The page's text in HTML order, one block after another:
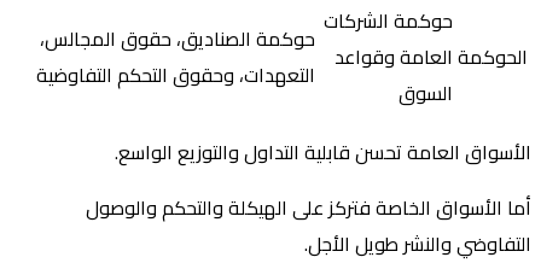
الحوكمة
حوكمة الشركات
العامة وقواعد
السوق
حوكمة الصناديق، حقوق المجالس،
التعهدات، وحقوق التحكم التفاوضية
الأسواق العامة تحسن قابلية التداول والتوزيع الواسع.
أما الأسواق الخاصة فتركز على الهيكلة والتحكم والوصول
التفاوضي والنشر طويل الأجل.